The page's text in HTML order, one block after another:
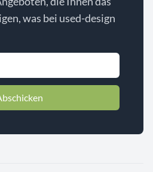
was bei used-design